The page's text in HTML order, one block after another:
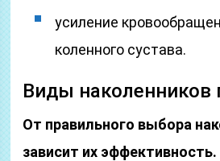
усиление
коленного сустава.
Виды наколенников
От правильного выбора
зависит их